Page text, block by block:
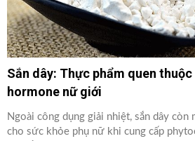
Sắn dây: Thực phẩm quen
hormone nữ giới
Ngoài công dụng giải nhiệt, sắn dây còn
cho sức khỏe phụ nữ khi cung cấp